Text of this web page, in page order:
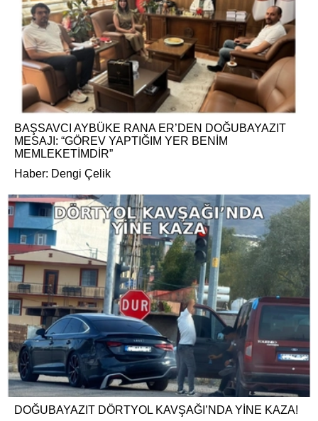
BAŞSAVCI AYBÜKE RANA ER’DEN DOĞUBAYAZIT
MESAJI: “GÖREV YAPTIĞIM YER BENİM
MEMLEKETİMDİR”
Haber: Dengi Çelik
DOĞUBAYAZIT DÖRTYOL KAVŞAĞI’NDA YİNE KAZA!